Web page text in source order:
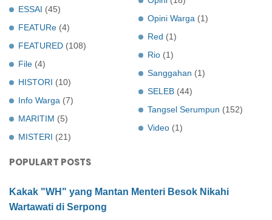
ESSAI (45)
FEATURe (4)
FEATURED (108)
File (4)
HISTORI (10)
Info Warga (7)
MARITIM (5)
MISTERI (21)
Opini Warga (1)
Red (1)
Rio (1)
Sanggahan (1)
SELEB (44)
Tangsel Serumpun (152)
Video (1)
POPULART POSTS
Kakak "WH" yang Mantan Menteri Besok Nikahi
Wartawati di Serpong